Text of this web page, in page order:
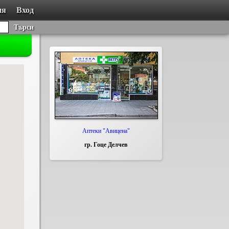
Вход
Търси
Аптеки "Авицена"
гр. Гоце Делчев